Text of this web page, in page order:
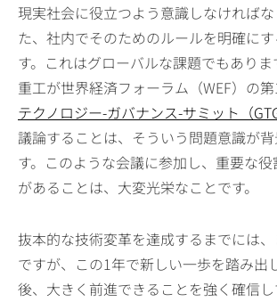
現実社会に役立つよう意識しなければ
た、社内でそのためのルールを明確に
す。これはグローバルな課題でもあり
重工が世界経済フォーラム（WEF）の
テクノロジー-ガバナンス-サミット（
議論することは、そういう問題意識が
す。このような会議に参加し、重要な
があることは、大変光栄なことです。
抜本的な技術変革を達成するまでには
ですが、この1年で新しい一歩を踏み出
後、大きく前進できることを強く確信し